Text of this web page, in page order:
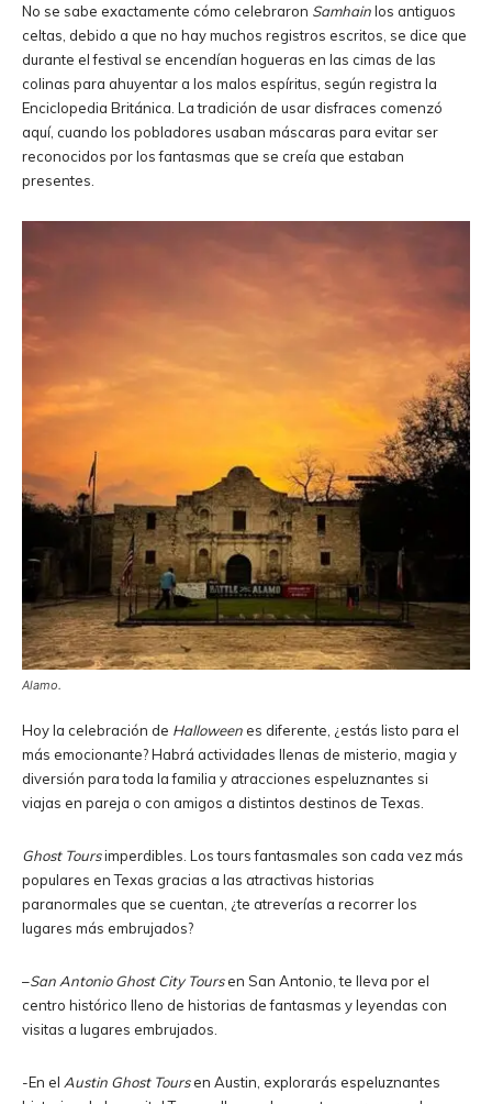
No se sabe exactamente cómo celebraron Samhainlos antiguos
celtas, debido a que no hay muchos registros escritos, se dice que
durante el festival se encendían hogueras en las cimas de las
colinas para ahuyentar a los malos espíritus, según registra la
Enciclopedia Británica. La tradición de usar disfraces comenzó
aquí, cuando los pobladores usaban máscaras para evitar ser
reconocidos por los fantasmas que se creía que estaban
presentes.
Alamo.
Hoy la celebración de Halloween es diferente, ¿estás listo para el
más emocionante? Habrá actividades llenas de misterio, magia y
diversión para toda la familia y atracciones espeluznantes si
viajas en pareja o con amigos a distintos destinos de Texas.
Ghost Toursimperdibles. Los tours fantasmales son cada vez más
populares en Texas gracias a las atractivas historias
paranormales que se cuentan, ¿te atreverías a recorrer los
lugares más embrujados?
–San Antonio Ghost City Toursen San Antonio, te lleva por el
centro histórico lleno de historias de fantasmas y leyendas con
visitas a lugares embrujados.
-En el Austin Ghost Toursen Austin, explorarás espeluznantes